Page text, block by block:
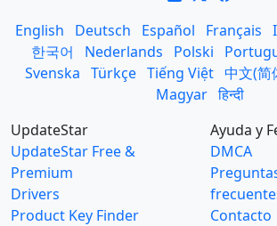
English Deutsch Español Français
한국어
Nederlands Polski
Svenska Türkçe Tiếng Việt 中文(简
Magyar हिन्दी
UpdateStar
UpdateStar Free &
Premium
Drivers
Product Key Finder
Ayuda y
DMCA
Contacto